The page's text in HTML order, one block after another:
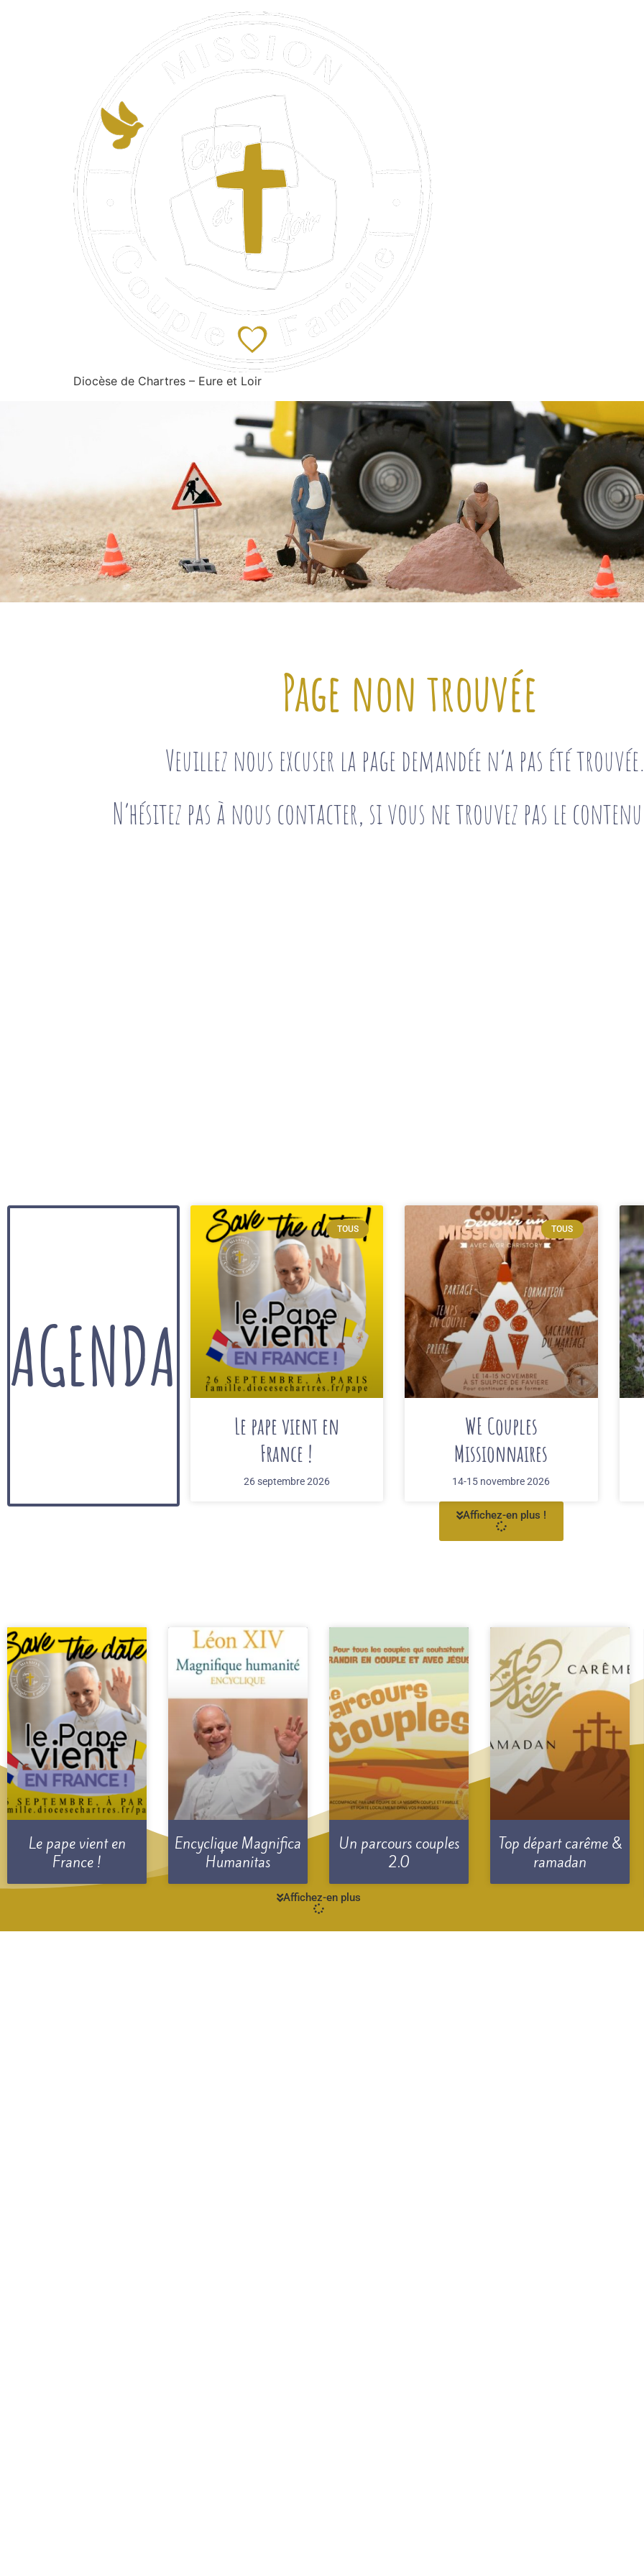
Diocèse de Chartres – Eure et Loir
Page non trouvée
Veuillez nous excuser la page demandée n’a pas été
N’hésitez pas à nous contacter, si vous ne trouvez pas le
AGENDA
TOUS
Le pape vient en
France !
26 septembre 2026
TOUS
WE Couples
Missionnaires
14-15 novembre 2026
Affichez-en plus !
Le pape vient en
France !
Encyclique Magnifica
Humanitas
Un parcours couples
2.0
Top départ carême &
ramadan
Affichez-en plus